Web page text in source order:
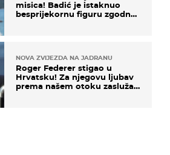
misica! Badić je istaknuo
besprijekornu figuru zgodne
NOVA ZVIJEZDA NA JADRANU
Roger Federer stigao u
Hrvatsku! Za njegovu ljubav
prema našem otoku zaslužan